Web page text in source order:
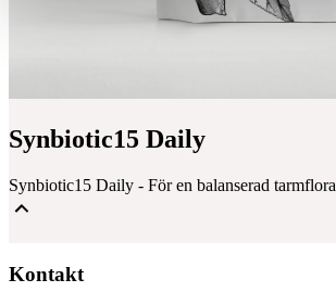
Synbiotic15 Daily
Synbiotic15 Daily - För en balanserad tarmflora
Kontakt